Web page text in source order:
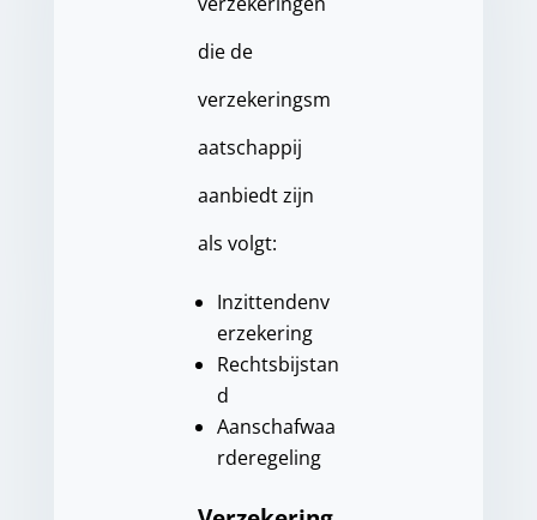
die de
verzekeringsm
aatschappij
aanbiedt zijn
als volgt:
Inzittendenv
erzekering
Rechtsbijstan
d
Aanschafwaa
rderegeling